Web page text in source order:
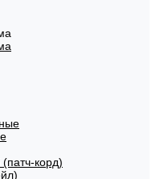
корд)